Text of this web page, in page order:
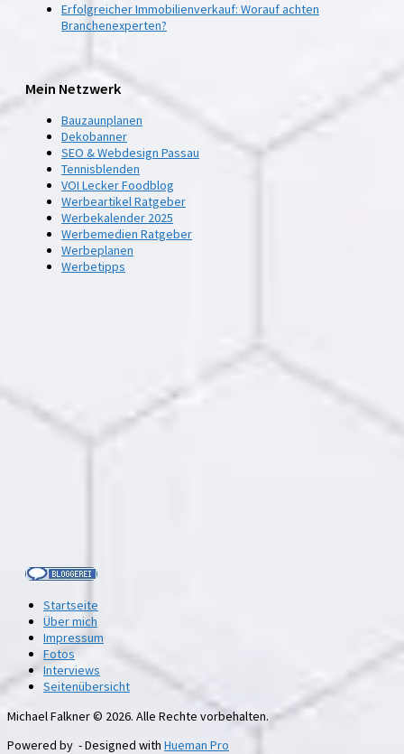
Erfolgreicher Immobilienverkauf: Worauf achten
Branchenexperten?
Mein Netzwerk
Bauzaunplanen
Dekobanner
SEO & Webdesign Passau
Tennisblenden
VOI Lecker Foodblog
Werbeartikel Ratgeber
Werbekalender 2025
Werbemedien Ratgeber
Werbeplanen
Werbetipps
Startseite
Über mich
Impressum
Fotos
Interviews
Seitenübersicht
Michael Falkner © 2026. Alle Rechte vorbehalten.
Powered by - Designed with Hueman Pro